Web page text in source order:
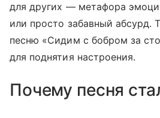
для других — метафора
или просто забавный абсурд.
песню «Сидим с бобром за
для поднятия настроения.
Почему песня